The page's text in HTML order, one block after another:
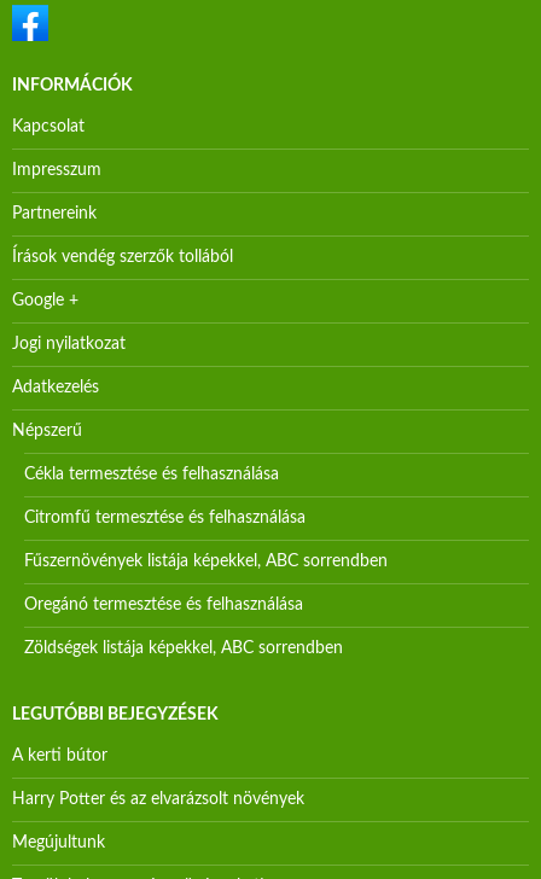
INFORMÁCIÓK
Kapcsolat
Impresszum
Partnereink
Írások vendég szerzők tollából
Google +
Jogi nyilatkozat
Adatkezelés
Népszerű
Cékla termesztése és felhasználása
Citromfű termesztése és felhasználása
Fűszernövények listája képekkel, ABC sorrendben
Oregánó termesztése és felhasználása
Zöldségek listája képekkel, ABC sorrendben
LEGUTÓBBI BEJEGYZÉSEK
A kerti bútor
Harry Potter és az elvarázsolt növények
Megújultunk